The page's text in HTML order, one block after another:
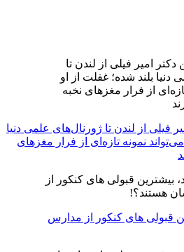
فیلی از لندن تا ژورنال‌های علمی دنیا
نمونه تازه‌ای از فرار مغزهای
قبولی های کنکور از مدارس